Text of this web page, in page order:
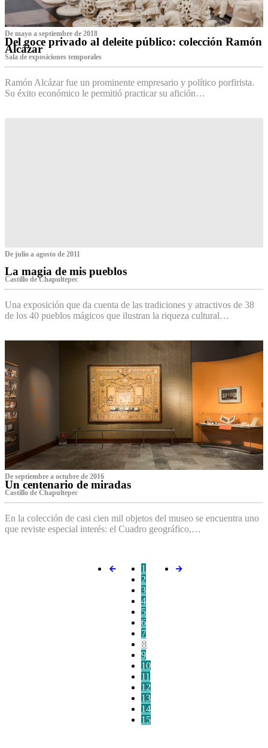
De mayo a septiembre de 2018
Del goce privado al deleite público: colección Ramón
Alcázar
Sala de exposiciones temporales
Ramón Alcázar fue un prominente empresario y político porfirista.
Su éxito económico le permitió practicar su afición…
De julio a agosto de 2011
La magia de mis pueblos
Castillo de Chapultepec
Una exposición que da cuenta de las tradiciones y atractivos de 38
de los 40 pueblos mágicos que ilustran la riqueza cultural…
De septiembre a octubre de 2016
Un centenario de miradas
Castillo de Chapultepec
En la colección de casi cien mil objetos del museo se encuentra uno
que reviste especial interés: el Cuadro geográfico,…
1
2
3
4
5
6
7
8
9
10
11
12
13
14
15